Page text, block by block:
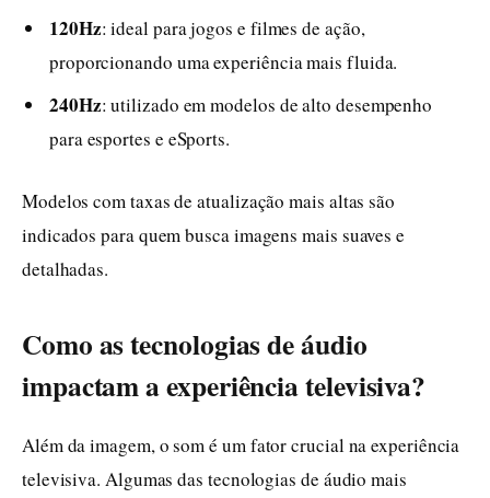
120Hz: ideal para jogos e filmes de ação,
proporcionando uma experiência mais fluida.
240Hz: utilizado em modelos de alto desempenho
para esportes e eSports.
Modelos com taxas de atualização mais altas são
indicados para quem busca imagens mais suaves e
detalhadas.
Como as tecnologias de áudio
impactam a experiência televisiva?
Além da imagem, o som é um fator crucial na experiência
televisiva. Algumas das tecnologias de áudio mais